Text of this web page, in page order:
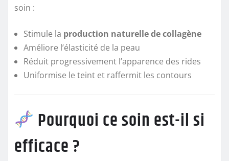
soin :
Stimule la production naturelle de collagène
Améliore l’élasticité de la peau
Réduit progressivement l’apparence des rides
Uniformise le teint et raffermit les contours
Pourquoi ce soin est-il si
efficace ?